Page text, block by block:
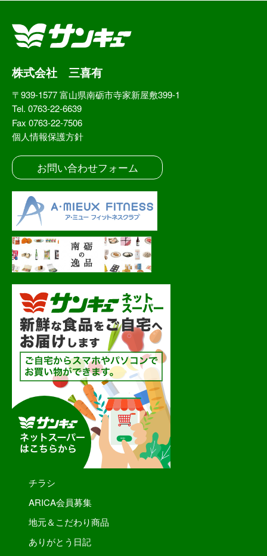
株式会社 三喜有
〒939-1577 富山県南砺市寺家新屋敷399-1
Tel. 0763-22-6639
Fax 0763-22-7506
個人情報保護方針
お問い合わせフォーム
チラシ
ARICA会員募集
地元＆こだわり商品
ありがとう日記